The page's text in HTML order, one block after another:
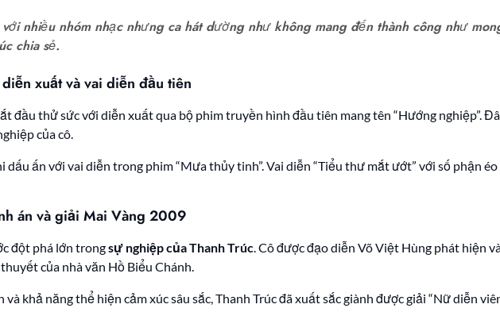
với nhiều nhóm nhạc nhưng ca hát dường như không mang đến thành công như
chia sẻ.
xuất và vai diễn đầu tiên
đầu thử sức với diễn xuất qua bộ phim truyền hình đầu tiên mang tên “Hướng nghiệp”.
của cô.
dấu ấn với vai diễn trong phim “Mưa thủy tinh”. Vai diễn “Tiểu thư mắt ướt” với số phận éo
án và giải Mai Vàng 2009
đột phá lớn trongsự nghiệp của Thanh Trúc. Cô được đạo diễn Võ Việt Hùng phát hiện
của nhà văn Hồ Biểu Chánh.
khả năng thể hiện cảm xúc sâu sắc, Thanh Trúc đã xuất sắc giành được giải “Nữ diễn